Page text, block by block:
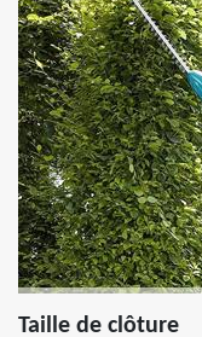
Taille de clôture